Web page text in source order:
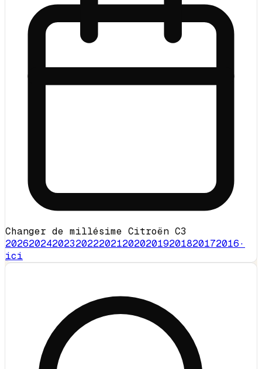
Changer de millésime Citroën C3
2026202420232022202120202019201820172016·
ici